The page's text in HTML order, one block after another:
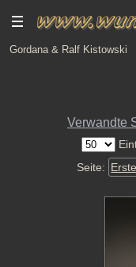
Gordana & Ralf Kistowski
Verwandte
Seite: Erste